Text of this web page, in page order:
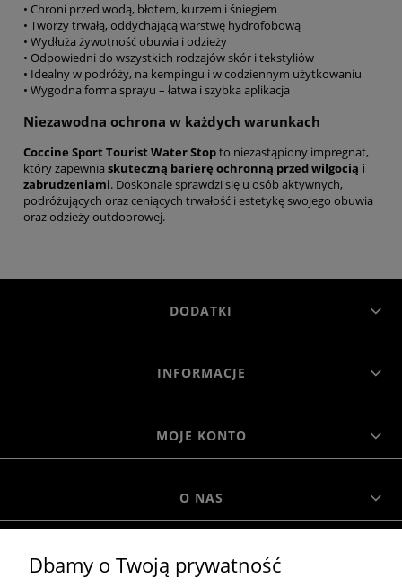
• Chroni przed wodą, błotem, kurzem i śniegiem
• Tworzy trwałą, oddychającą warstwę hydrofobową
• Wydłuża żywotność obuwia i odzieży
• Odpowiedni do wszystkich rodzajów skór i tekstyliów
• Idealny w podróży, na kempingu i w codziennym użytkowaniu
• Wygodna forma sprayu – łatwa i szybka aplikacja
Niezawodna ochrona w każdych warunkach
Coccine Sport Tourist Water Stopto niezastąpiony impregnat,
który zapewnia skuteczną barierę ochronną przed wilgocią i
zabrudzeniami. Doskonale sprawdzi się u osób aktywnych,
podróżujących oraz ceniących trwałość i estetykę swojego obuwia
oraz odzieży outdoorowej.
DODATKI
INFORMACJE
MOJE KONTO
O NAS
MOROWO
Dbamy o Twoją prywatność